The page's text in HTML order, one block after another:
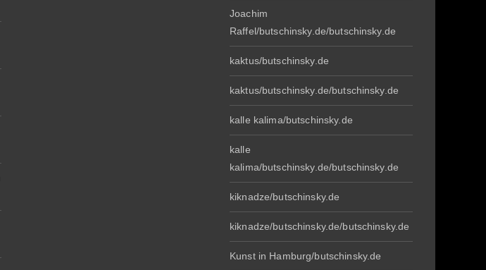
Joachim
Raffel/butschinsky.de/butschinsky.de
kaktus/butschinsky.de
kaktus/butschinsky.de/butschinsky.de
kalle kalima/butschinsky.de
kalle
kalima/butschinsky.de/butschinsky.de
kiknadze/butschinsky.de
kiknadze/butschinsky.de/butschinsky.de
Kunst in Hamburg/butschinsky.de